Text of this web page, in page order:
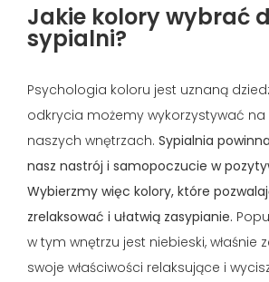
Jakie kolory wybrać
sypialni?
Psychologia koloru jest uznaną
odkrycia możemy wykorzystywać
naszych wnętrzach. Sypialnia
nasz nastrój i samopoczucie w
Wybierzmy więc kolory, które
zrelaksować i ułatwią zasypianie.
w tym wnętrzu jest niebieski, właśnie
swoje właściwości relaksujące i